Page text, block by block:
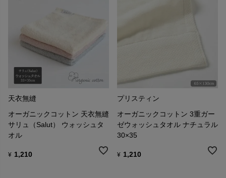
天衣無縫
オーガニックコットン 天衣無縫
サリュ（Salut） ウォッシュタ
オル
¥ 1,210
プリスティン
オーガニックコットン 3重ガー
ゼウォッシュタオル ナチュラル
30×35
¥ 1,210